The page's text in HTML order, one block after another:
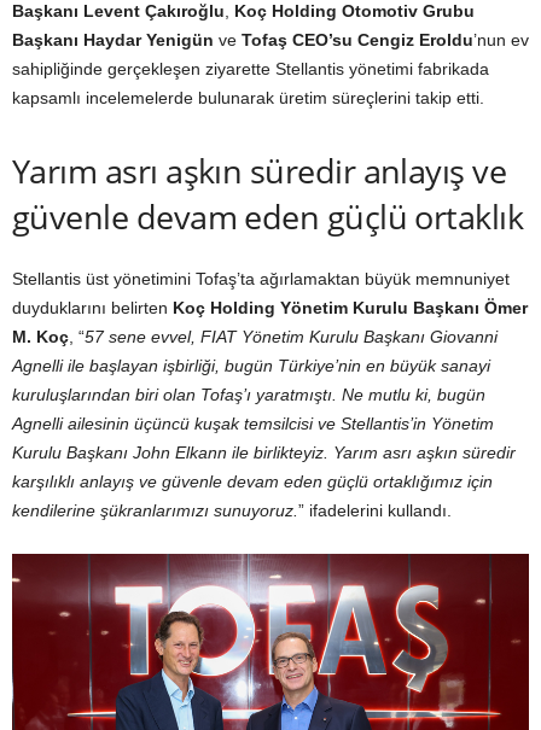
Başkanı Levent Çakıroğlu
Koç Holding Otomotiv Grubu
Başkanı Haydar Yenigün ve Tofaş CEO’su Cengiz Eroldu’nun ev
sahipliğinde gerçekleşen ziyarette Stellantis yönetimi fabrikada
kapsamlı incelemelerde bulunarak üretim süreçlerini takip etti.
Yarım asrı aşkın süredir anlayış ve
güvenle devam eden güçlü ortaklık
Stellantis üst yönetimini Tofaş’ta ağırlamaktan büyük memnuniyet
duyduklarını belirten Koç Holding Yönetim Kurulu Başkanı Ömer
M. Koç , “57 sene evvel, FIAT Yönetim Kurulu Başkanı Giovanni
Agnelli ile başlayan işbirliği, bugün Türkiye’nin en büyük sanayi
kuruluşlarından biri olan Tofaş’ı yaratmıştı. Ne mutlu ki, bugün
Agnelli ailesinin üçüncü kuşak temsilcisi ve Stellantis’in Yönetim
Kurulu Başkanı John Elkann ile birlikteyiz. Yarım asrı aşkın süredir
karşılıklı anlayış ve güvenle devam eden güçlü ortaklığımız için
kendilerine şükranlarımızı sunuyoruz. ” ifadelerini kullandı.